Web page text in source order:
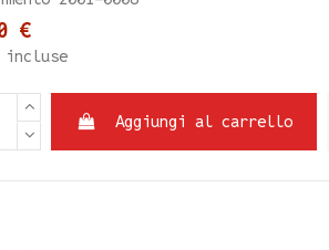
€
incluse
Aggiungi al carrello